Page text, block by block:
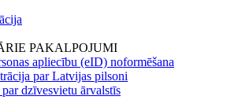
PAKALPOJUMI
apliecību (eID) noformēšana
par Latvijas pilsoni
par dzīvesvietu ārvalstīs